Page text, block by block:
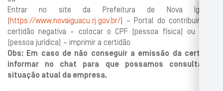
Entrar no site da Prefeitura de Nova Iguaçu
https://www.novaiguacu.rj.gov.br/ ) – Portal do contribuinte –
certidão negativa – colocar o CPF (pessoa física) ou CNPJ
(pessoa jurídica) – imprimir a certidão
Obs: Em caso de não conseguir a emissão da certidão
informar no chat para que possamos consultar a
situação atual da empresa.